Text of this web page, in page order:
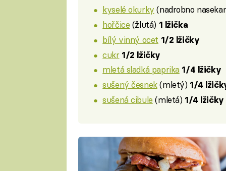
kyselé okurky (nadrobno
hořčice (žlutá) 1 lžička
bílý vinný ocet 1/2 lžičky
cukr 1/2 lžičky
mletá sladká paprika 1/4 lžičky
sušený česnek(mletý) 1/4
sušená cibule (mletá) 1/4 lžičky